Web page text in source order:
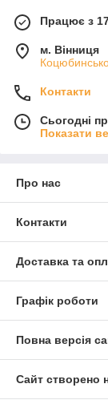
Працює з
м. Вінниця
Контакти
Сьогодні
Показати
Про нас
Контакти
Доставка та
Графік роботи
Повна версія
Сайт створено